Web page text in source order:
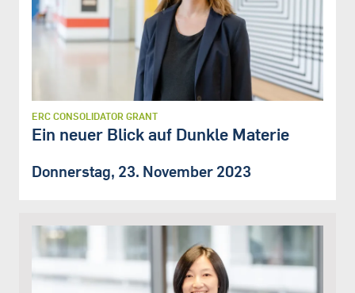
ERC CONSOLIDATOR GRANT
Ein neuer Blick auf Dunkle Materie
Donnerstag, 23. November 2023